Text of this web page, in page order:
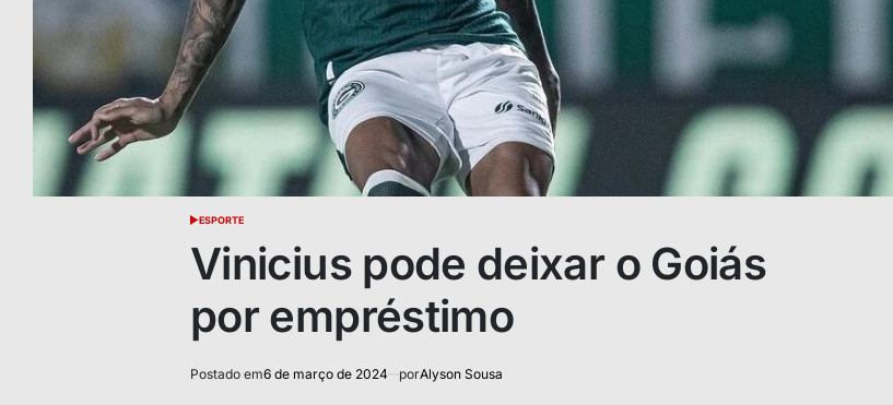
POSTED
ESPORTE
Vinicius pode deixar o Goiás
por empréstimo
Postado em6 de março de 2024 porAlyson Sousa